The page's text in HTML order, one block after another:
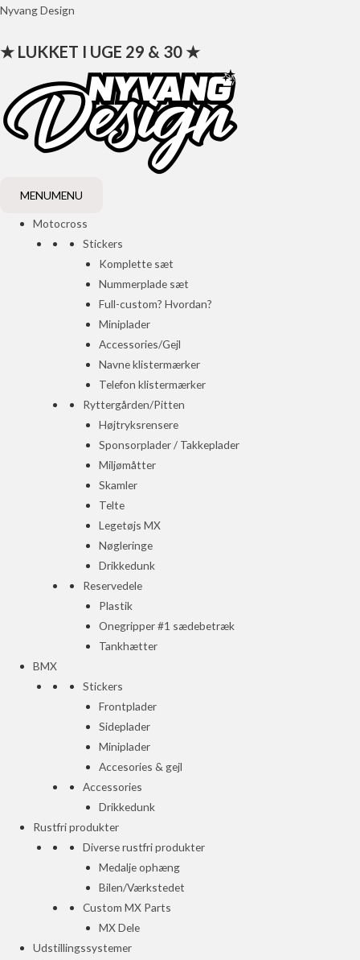
Gå
indholdet
Nyvang Design
★ LUKKET I UGE 29 & 30 ★
MENUMENU
Motocross
Stickers
Komplette sæt
Nummerplade sæt
Full-custom? Hvordan?
Miniplader
Accessories/Gejl
Navne klistermærker
Telefon klistermærker
Ryttergården/Pitten
Højtryksrensere
Sponsorplader / Takkeplader
Miljømåtter
Skamler
Telte
Legetøjs MX
Nøgleringe
Drikkedunk
Reservedele
Plastik
Onegripper #1 sædebetræk
Tankhætter
BMX
Stickers
Frontplader
Sideplader
Miniplader
Accesories & gejl
Accessories
Drikkedunk
Rustfri produkter
Diverse rustfri produkter
Medalje ophæng
Bilen/Værkstedet
Custom MX Parts
MX Dele
Udstillingssystemer